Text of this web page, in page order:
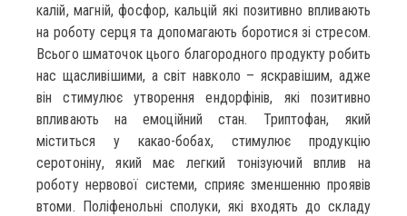
калій, магній, фосфор, кальцій які позитивно впливають
на роботу серця та допомагають боротися зі стресом.
Всього шматочок цього благородного продукту робить
нас щасливішими, а світ навколо – яскравішим, адже
він стимулює утворення ендорфінів, які позитивно
впливають на емоційний стан. Триптофан, який
міститься у какао-бобах, стимулює продукцію
серотоніну, який має легкий тонізуючий вплив на
роботу нервової системи, сприяє зменшенню проявів
втоми. Поліфенольні сполуки, які входять до складу